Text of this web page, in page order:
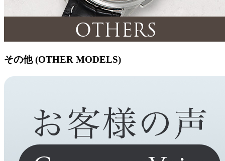
その他 (OTHER MODELS)